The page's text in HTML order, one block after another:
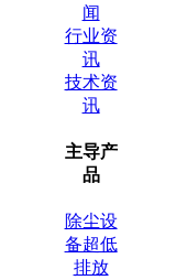
闻
行业资
讯
技术资
讯
主导产
品
除尘设
备超低
排放